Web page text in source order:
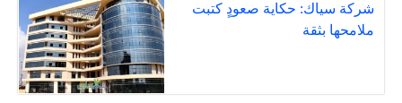
شركة سياك: حكاية صعودٍ كتبت
ملامحها بثقة